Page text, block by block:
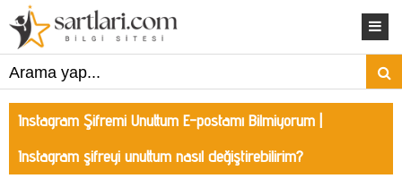
Instagram Şifremi Unuttum E-postamı Bilmiyorum |
Instagram şifreyi unuttum nasıl değiştirebilirim?